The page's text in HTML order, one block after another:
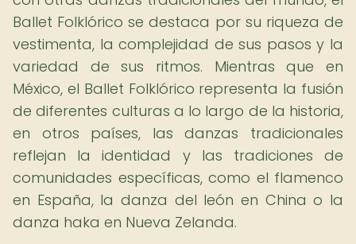
Ballet Folklórico se destaca por su riqueza de
vestimenta, la complejidad de sus pasos y la
variedad de sus ritmos. Mientras que en
México, el Ballet Folklórico representa la fusión
de diferentes culturas a lo largo de la historia,
en otros países, las danzas tradicionales
reflejan la identidad y las tradiciones de
comunidades específicas, como el flamenco
en España, la danza del león en China o la
danza haka en Nueva Zelanda.